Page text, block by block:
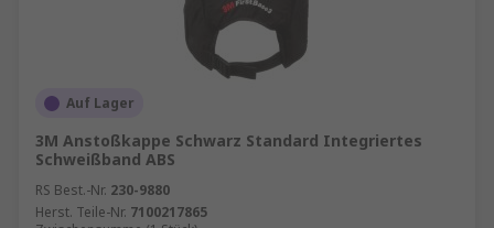
Auf Lager
3M Anstoßkappe Schwarz Standard Integriertes
Schweißband ABS
RS Best.-Nr. 230-9880
Herst. Teile-Nr. 7100217865